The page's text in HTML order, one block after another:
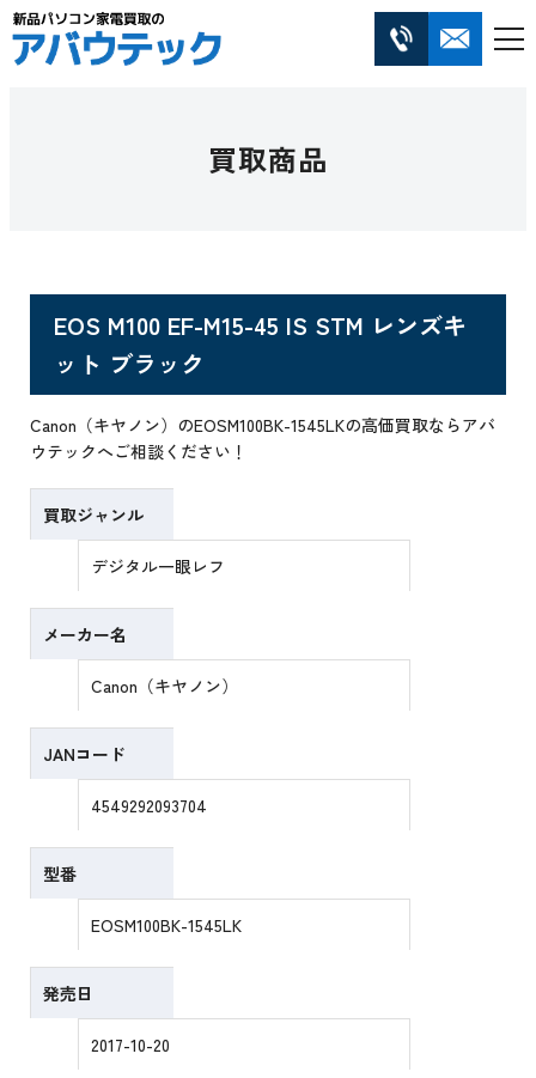
買取商品
EOS M100 EF-M15-45 IS STM レンズキ
ット ブラック
Canon（キヤノン）のEOSM100BK-1545LKの高価買取ならアバ
ウテックへご相談ください！
買取ジャンル
デジタル一眼レフ
メーカー名
Canon（キヤノン）
JANコード
4549292093704
型番
EOSM100BK-1545LK
発売日
2017-10-20